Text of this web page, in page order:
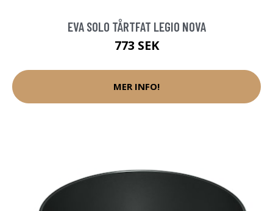
EVA SOLO TÅRTFAT LEGIO NOVA
773 SEK
MER INFO!